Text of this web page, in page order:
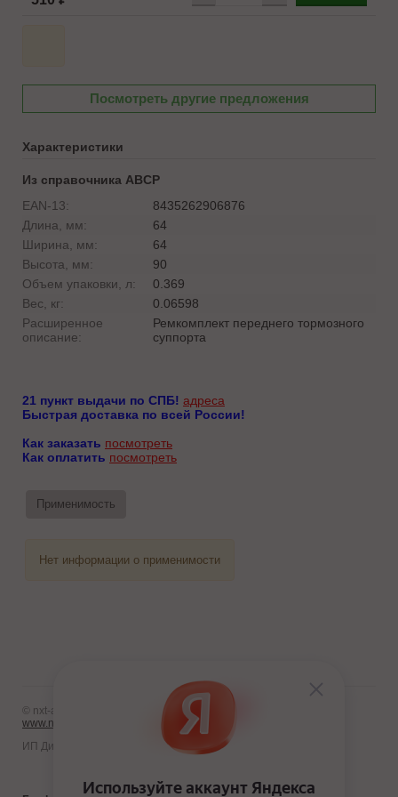
Посмотреть другие предложения
Характеристики
Из справочника ABCP
EAN-13:
8435262906876
Длина, мм:
64
Ширина, мм:
64
Высота, мм:
90
Объем упаковки, л:
0.369
Вес, кг:
0.06598
Расширенное
описание:
Ремкомплект переднего тормозного
суппорта
21 пункт выдачи по СПБ! адреса
Быстрая доставка по всей России!
Как заказать посмотреть
Как оплатить посмотреть
Применимость
Нет информации о применимости
© nxt-avto.ru 2012 - 2026
www.nxt-avto.ru
ИП Диланчян Т.Л.